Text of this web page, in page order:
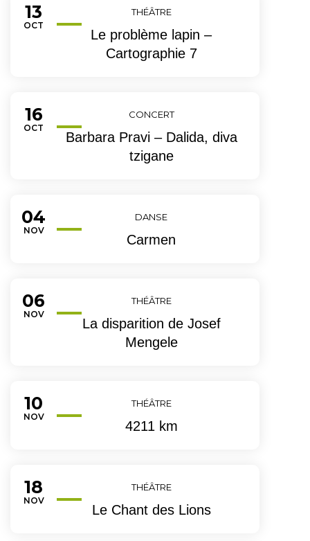
Du
13
OCT OBRE
THÉÂTRE
Le problème lapin –
Cartographie 7
Du
16
OCT OBRE
CONCERT
Barbara Pravi – Dalida, diva
tzigane
Du
04
NOVEMBRE
DANSE
Carmen
Du
06
NOVEMBRE
THÉÂTRE
La disparition de Josef
Mengele
Du
10
NOVEMBRE
THÉÂTRE
4211 km
Du
18
NOVEMBRE
THÉÂTRE
Le Chant des Lions